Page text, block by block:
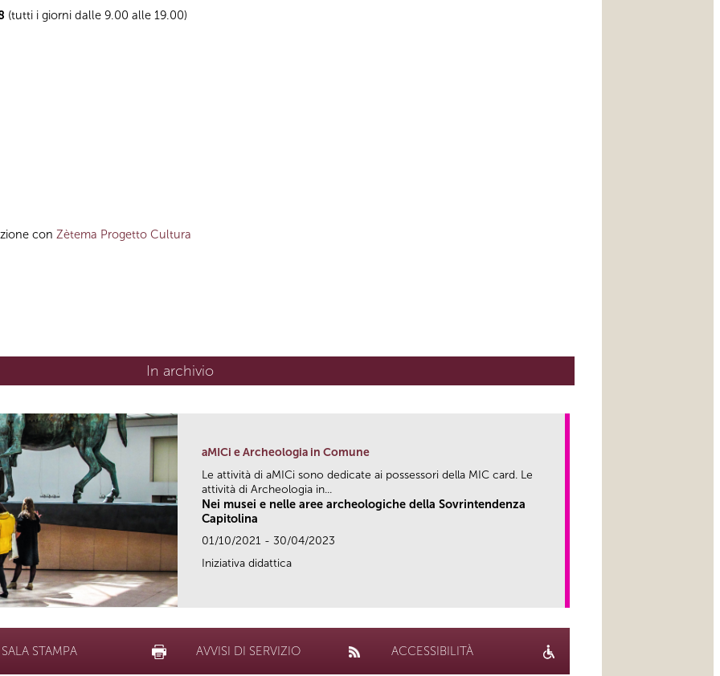
(tutti i giorni dalle 9.00 alle 19.00)
con Zètema Progetto Cultura
In archivio
aMICi e Archeologia in Comune
Le attività di aMICi sono dedicate ai possessori della MIC card. Le
attività di Archeologia in...
Nei musei e nelle aree archeologiche della Sovrintendenza
Capitolina
01/10/2021 - 30/04/2023
Iniziativa didattica
SALA STAMPA AVVISI DI SERVIZIO ACCESSIBILITÀ